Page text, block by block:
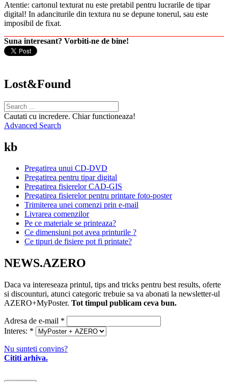
Atentie: cartonul texturat nu este pretabil pentru lucrarile de tipar
digital! In adanciturile din textura nu se depune tonerul, sau este
imposibil de fixat.
Suna interesant? Vorbiti-ne de bine!
Lost&Found
Cautati cu incredere. Chiar functioneaza!
Advanced Search
kb
Pregatirea unui CD-DVD
Pregatirea pentru tipar digital
Pregatirea fisierelor CAD-GIS
Pregatirea fisierelor pentru printare foto-poster
Trimiterea unei comenzi prin e-mail
Livrarea comenzilor
Pe ce materiale se printeaza?
Ce dimensiuni pot avea printurile ?
Ce tipuri de fisiere pot fi printate?
NEWS.AZERO
Daca va intereseaza printul, tips and tricks pentru best results, oferte
si discounturi, atunci categoric trebuie sa va abonati la newsletter-ul
AZERO+MyPoster. Tot timpul publicam ceva bun.
Adresa de e-mail *
Interes: *
Nu sunteti convins?
Cititi arhiva.